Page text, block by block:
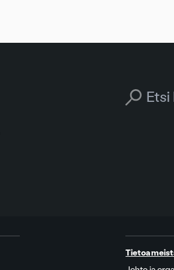
Search for:
Tietoa